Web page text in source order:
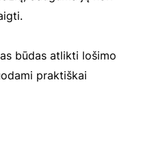
būdas atlikti lošimo
praktiškai